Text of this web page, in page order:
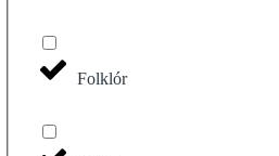
Folklór